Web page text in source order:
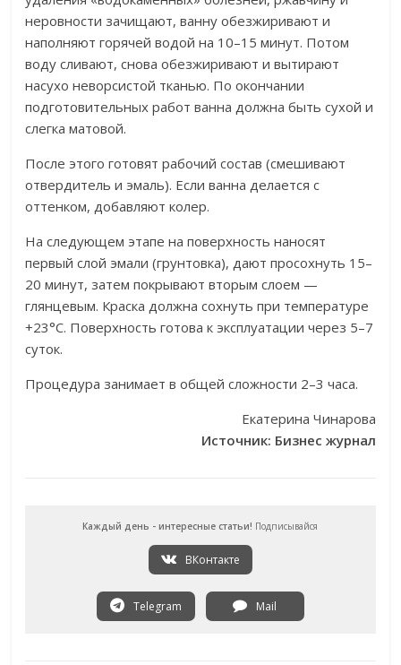
неровности зачищают, ванну обезжиривают и
наполняют горячей водой на 10–15 минут. Потом
воду сливают, снова обезжиривают и вытирают
насухо неворсистой тканью. По окончании
подготовительных работ ванна должна быть сухой и
слегка матовой.
После этого готовят рабочий состав (смешивают
отвердитель и эмаль). Если ванна делается с
оттенком, добавляют колер.
На следующем этапе на поверхность наносят
первый слой эмали (грунтовка), дают просохнуть 15–
20 минут, затем покрывают вторым слоем —
глянцевым. Краска должна сохнуть при температуре
+23°С. Поверхность готова к эксплуатации через 5–7
суток.
Процедура занимает в общей сложности 2–3 часа.
Екатерина Чинарова
Источник: Бизнес журнал
Каждый день - интересные статьи! Подписывайся
ВКонтакте
Telegram Mail